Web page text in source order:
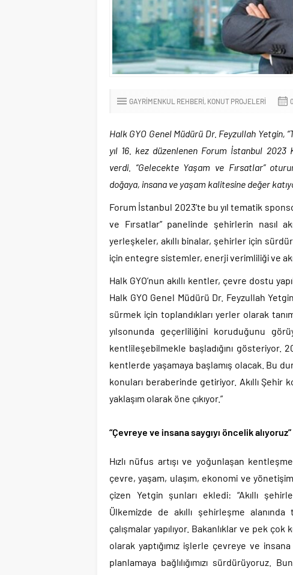
GAYRIMENKUL REHBERI KONUT PROJELERI
Halk GYO Genel Müdürü Dr. Feyzullah Yetgin,
yıl 16. kez düzenlenen Forum İstanbul 2023
verdi. “Gelecekte Yaşam ve Fırsatlar”
doğaya, insana ve yaşam kalitesine değer
Forum İstanbul 2023’te bu yıl tematik
ve Fırsatlar” panelinde şehirlerin nasıl
yerleşkeler, akıllı binalar, şehirler için
için entegre sistemler, enerji verimliliği ve
Halk GYO’nun akıllı kentler, çevre dostu
Halk GYO Genel Müdürü Dr. Feyzullah
sürmek için toplandıkları yerler olarak
yılsonunda geçerliliğini koruduğunu
kentlileşebilmekle başladığını gösteriyor.
kentlerde yaşamaya başlamış olacak. Bu
konuları beraberinde getiriyor. Akıllı Şehir
yaklaşım olarak öne çıkıyor.”
“Çevreye ve insana saygıyı öncelik alıyoruz”
Hızlı nüfus artışı ve yoğunlaşan
çevre, yaşam, ulaşım, ekonomi ve
çizen Yetgin şunları ekledi: “Akıllı
Ülkemizde de akıllı şehirleşme
çalışmalar yapılıyor. Bakanlıklar ve pek
olarak yaptığımız işlerle çevreye ve insana
planlamaya bağlılığımızı sürdürüyoruz.